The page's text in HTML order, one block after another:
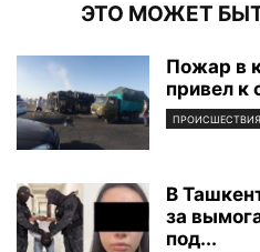
ЭТО МОЖЕТ
Пожар в
привел к
ПРОИСШЕСТВИЯ
В
за
под...